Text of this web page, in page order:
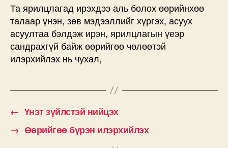
Та ярилцлагад ирэхдээ аль болох өөрийнхөө
талаар үнэн, зөв мэдээллийг хүргэх, асуух
асуултаа бэлдэж ирэн, ярилцлагын үеэр
сандрахгүй байж өөрийгөө чөлөөтэй
илэрхийлэх нь чухал,
← Үнэт зүйлстэй нийцэх
→ Өөрийгөө бүрэн илэрхийлэх